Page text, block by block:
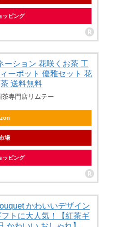
ッピング
ーション 花咲くお茶 工
ーポット 優雅セット 花
茶 送料無料
茶専門店リムテー
場
ッピング
かわいいデザイン
トに大人気！【紅茶ギ